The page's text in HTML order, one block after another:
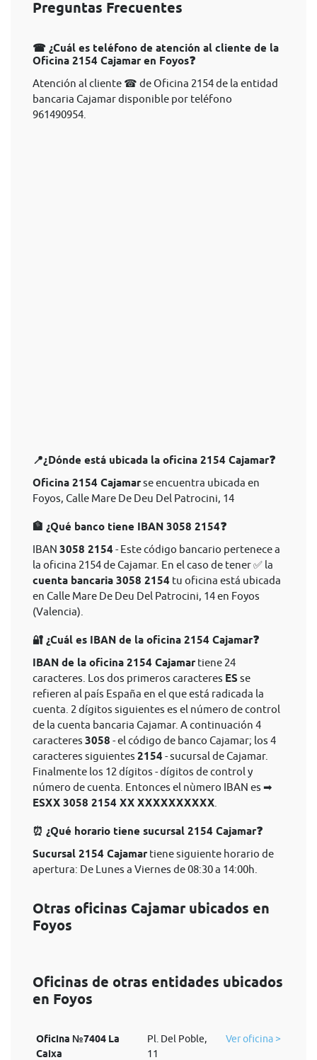
Preguntas Frecuentes
☎ ¿Cuál es teléfono de atención al cliente de la
Oficina 2154 Cajamar en Foyos❓
Atención al cliente ☎ de Oficina 2154 de la entidad
bancaria Cajamar disponible por teléfono
961490954.
📍¿Dónde está ubicada la oficina 2154 Cajamar❓
Oficina 2154 Cajamarse encuentra ubicada en
Foyos, Calle Mare De Deu Del Patrocini, 14
🏦 ¿Qué banco tiene IBAN 3058 2154❓
IBAN 3058 2154 - Este código bancario pertenece a
la oficina 2154 de Cajamar. En el caso de tener ✅ la
cuenta bancaria 3058 2154 tu oficina está ubicada
en Calle Mare De Deu Del Patrocini, 14 en Foyos
(Valencia).
🔐 ¿Cuál es IBAN de la oficina 2154 Cajamar❓
IBAN de la oficina 2154 Cajamar tiene 24
caracteres. Los dos primeros caracteres ES se
refieren al país España en el que está radicada la
cuenta. 2 dígitos siguientes es el número de control
de la cuenta bancaria Cajamar. A continuación 4
caracteres 3058 - el código de banco Cajamar; los 4
caracteres siguientes 2154 - sucursal de Cajamar.
Finalmente los 12 dígitos - dígitos de control y
número de cuenta. Entonces el nùmero IBAN es ➡
ESXX 3058 2154 XX XXXXXXXXXX
⏰ ¿Qué horario tiene sucursal 2154 Cajamar❓
Sucursal 2154 Cajamar tiene siguiente horario de
apertura: De Lunes a Viernes de 08:30 a 14:00h.
Otras oficinas Cajamar ubicados en
Foyos
Oficinas de otras entidades ubicados
en Foyos
Oficina №7404 La
Caixa
Pl. Del Poble,
11
Ver oficina >